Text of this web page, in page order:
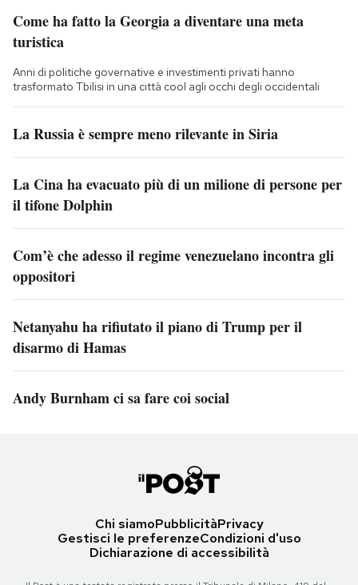
Come ha fatto la Georgia a diventare una meta
turistica
Anni di politiche governative e investimenti privati hanno
trasformato Tbilisi in una città cool agli occhi degli occidentali
La Russia è sempre meno rilevante in Siria
La Cina ha evacuato più di un milione di persone per
il tifone Dolphin
Com’è che adesso il regime venezuelano incontra gli
oppositori
Netanyahu ha rifiutato il piano di Trump per il
disarmo di Hamas
Andy Burnham ci sa fare coi social
Chi siamoPubblicitàPrivacy
Gestisci le preferenzeCondizioni d'uso
Dichiarazione di accessibilità